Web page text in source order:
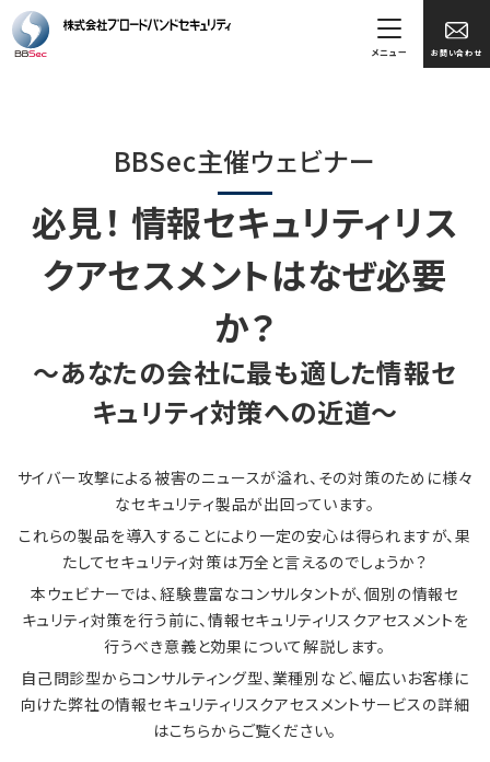
お問い合わせ
メニュー
BBSec主催ウェビナー
必見！ 情報セキュリティリス
クアセスメントはなぜ必要
か？
～あなたの会社に最も適した情報セ
キュリティ対策への近道～
サイバー攻撃による被害のニュースが溢れ、その対策のために様々
なセキュリティ製品が出回っています。
これらの製品を導入することにより一定の安心は得られますが、果
たしてセキュリティ対策は万全と言えるのでしょうか？
本ウェビナーでは、経験豊富なコンサルタントが、個別の情報セ
キュリティ対策を行う前に、情報セキュリティリスクアセスメントを
行うべき意義と効果について解説します。
自己問診型からコンサルティング型、業種別など、幅広いお客様に
向けた弊社の情報セキュリティリスクアセスメントサービスの詳細
はこちらからご覧ください。